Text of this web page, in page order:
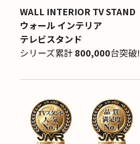
WALL INTERIOR TV STAND
ウォール インテリア
テレビスタンド
シリーズ累計800,000台突破!